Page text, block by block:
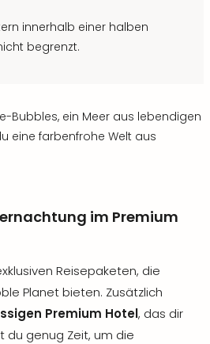
innerhalb einer halben
begrenzt.
Bubbles, ein Meer aus lebendigen
eine farbenfrohe Welt aus
im Premium
Reisepaketen, die
Planet bieten. Zusätzlich
Premium Hotel, das dir
du genug Zeit, um die